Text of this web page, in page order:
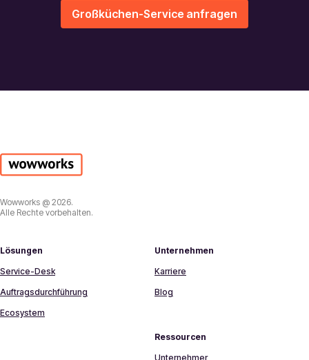
Großküchen-Service anfragen
Wowworks @ 2026.
Alle Rechte vorbehalten.
Lösungen
Service-Desk
Auftragsdurchführung
Ecosystem
Unternehmen
Karriere
Blog
Ressourcen
Unternehmer